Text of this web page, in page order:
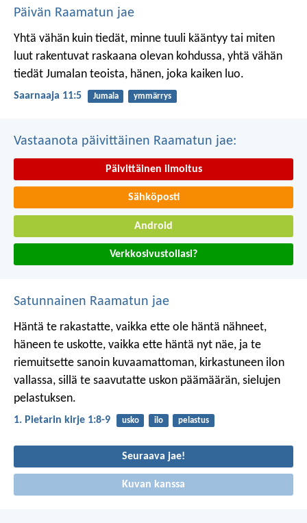
Päivän Raamatun jae
Yhtä vähän kuin tiedät, minne tuuli kääntyy tai miten
luut rakentuvat raskaana olevan kohdussa, yhtä vähän
tiedät Jumalan teoista, hänen, joka kaiken luo.
Saarnaaja 11:5 Jumala ymmärrys
Vastaanota päivittäinen Raamatun jae:
Päivittäinen ilmoitus
Sähköposti
Android
Verkkosivustollasi?
Satunnainen Raamatun jae
Häntä te rakastatte, vaikka ette ole häntä nähneet,
häneen te uskotte, vaikka ette häntä nyt näe, ja te
riemuitsette sanoin kuvaamattoman, kirkastuneen ilon
vallassa, sillä te saavutatte uskon päämäärän, sielujen
pelastuksen.
1. Pietarin kirje 1:8-9 usko ilo pelastus
Seuraava jae!
Kuvan kanssa